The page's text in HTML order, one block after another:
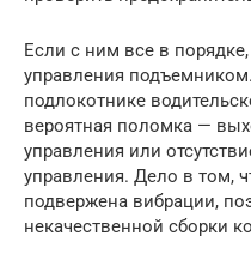
Если с ним все в порядке,
управления
подлокотнике
вероятная поломка —
управления или
управления. Дело в том,
подвержена вибрации,
некачественной сборки